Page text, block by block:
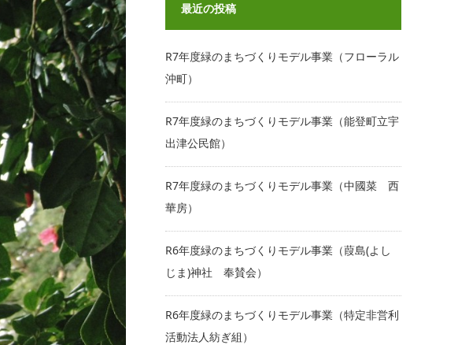
最近の投稿
R7年度緑のまちづくりモデル事業（フローラル
沖町）
R7年度緑のまちづくりモデル事業（能登町立宇
出津公民館）
R7年度緑のまちづくりモデル事業（中國菜 西
華房）
R6年度緑のまちづくりモデル事業（葭島(よし
じま)神社 奉賛会）
R6年度緑のまちづくりモデル事業（特定非営利
活動法人紡ぎ組）